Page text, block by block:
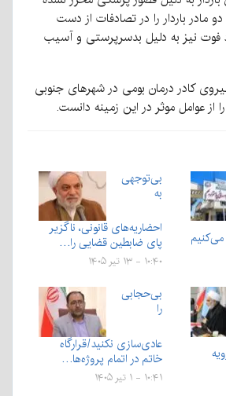
مادر باردار را در تصادفات از دست
فوت نیز به دلیل بدسرپرستی و آسیب
کادر درمان بومی در شهرهای جنوبی
از عوامل موثر در این زمینه دانست.
بی‌توجهی
به
احضاریه‌های قانونی، ناگزیر
پای ضابطین قضایی را…
۱۰:۴۰ - ۱۳ تیر ۱۴۰۵
بی‌‌حجابی
را
عادی‌سازی نکنید/قرارگاه
خاتم در اتمام پروژه‌ها…
۱۰:۴۱ - ۱ تیر ۱۴۰۵